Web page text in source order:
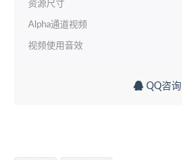
资源尺寸
Alpha通道视频
视频使用音效
QQ咨询